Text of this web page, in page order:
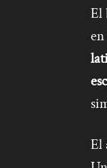
El
El